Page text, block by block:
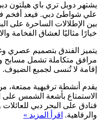
يشتهر دوبل تري باي هيلتون
علي شواطئ دبي. فيعد أفخم
بين الإطلالات الساحرة على
خيارًا مثاليًا لعشاق الفخامة
يتميز الفندق بتصميم عصري
مرافق متكاملة تشمل مسابح
إقامة لا تُنسى لجميع الضيوف.
يقدم أنشطة ترفيهية ممتعة،
الاستمتاع بأشعة الشمس
فنادق على البحر دبي للعائلات
والرفاهية. اقرأ المزيد »